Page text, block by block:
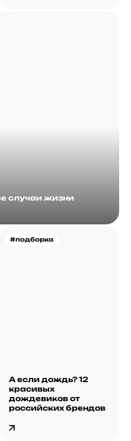
случаи жизни
#подборка
А если дождь? 12
красивых
дождевиков от
российских брендов